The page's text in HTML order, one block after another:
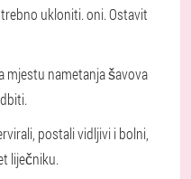
ukloniti. oni. Ostavit
mjestu nametanja šavova
postali vidljivi i bolni,
liječniku.